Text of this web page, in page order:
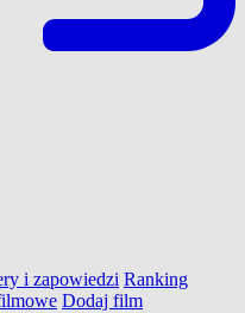
i zapowiedzi Ranking
Dodaj film